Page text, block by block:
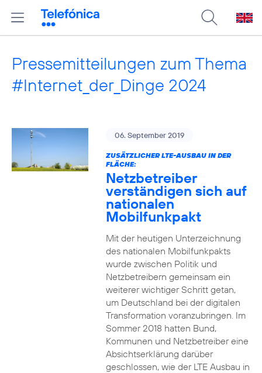
Pressemitteilungen zum Thema
#Internet_der_Dinge 2024
06. September 2019
ZUSÄTZLICHER LTE-AUSBAU IN DER
FLÄCHE:
Netzbetreiber
verständigen sich auf
nationalen
Mobilfunkpakt
Mit der heutigen Unterzeichnung
des nationalen Mobilfunkpakts
wurde zwischen Politik und
Netzbetreibern gemeinsam ein
weiterer wichtiger Schritt getan,
um Deutschland bei der digitalen
Transformation voranzubringen. Im
Sommer 2018 hatten Bund,
Kommunen und Netzbetreiber eine
Absichtserklärung darüber
geschlossen, wie der LTE Ausbau in